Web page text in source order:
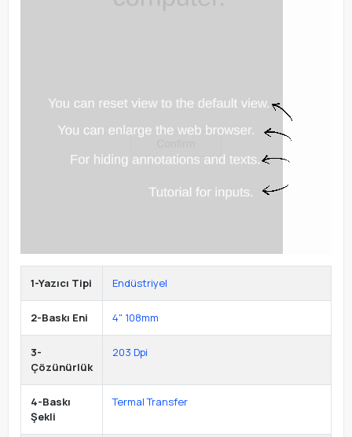
1-Yazıcı Tipi Endüstriyel
2-Baskı Eni 4" 108mm
3-
Çözünürlük
203 Dpi
4-Baskı
Şekli
Termal Transfer